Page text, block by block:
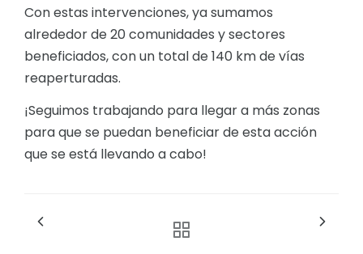
Con estas intervenciones, ya sumamos
alrededor de 20 comunidades y sectores
beneficiados, con un total de 140 km de vías
reaperturadas.
¡Seguimos trabajando para llegar a más zonas
para que se puedan beneficiar de esta acción
que se está llevando a cabo!